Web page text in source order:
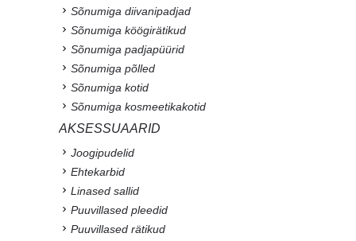
Sõnumiga diivanipadjad
Sõnumiga köögirätikud
Sõnumiga padjapüürid
Sõnumiga põlled
Sõnumiga kotid
Sõnumiga kosmeetikakotid
AKSESSUAARID
Joogipudelid
Ehtekarbid
Linased sallid
Puuvillased pleedid
Puuvillased rätikud